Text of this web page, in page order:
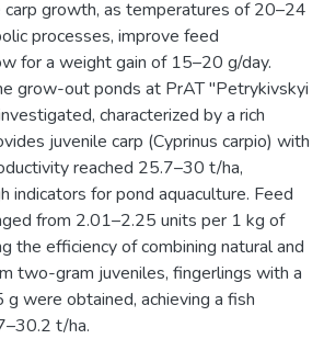
growth, as temperatures of 20–24
processes, improve feed
for a weight gain of 15–20 g/day.
grow-out ponds at PrAT "Petrykivskyi
characterized by a rich
juvenile carp (Cyprinus carpio) with
reached 25.7–30 t/ha,
indicators for pond aquaculture. Feed
from 2.01–2.25 units per 1 kg of
the efficiency of combining natural and
two-gram juveniles, fingerlings with a
were obtained, achieving a fish
t/ha.